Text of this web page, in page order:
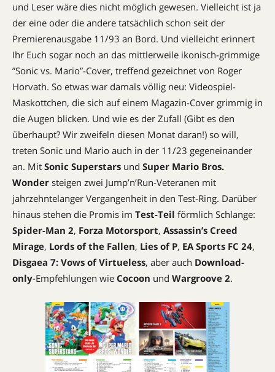
und Leser wäre dies nicht möglich gewesen. Vielleicht ist ja
der eine oder die andere tatsächlich schon seit der
Premierenausgabe 11/93 an Bord. Und vielleicht erinnert
Ihr Euch sogar noch an das mittlerweile ikonisch-grimmige
”Sonic vs. Mario”-Cover, treffend gezeichnet von Roger
Horvath. So etwas war damals völlig neu: Videospiel-
Maskottchen, die sich auf einem Magazin-Cover grimmig in
die Augen blicken. Und wie es der Zufall (Gibt es den
überhaupt? Wir zweifeln diesen Monat daran!) so will,
treten Sonic und Mario auch in der 11/23 gegeneinander
an. Mit Sonic Superstars und Super Mario Bros.
Wonder steigen zwei Jump’n’Run-Veteranen mit
jahrzehntelanger Vergangenheit in den Test-Ring. Darüber
hinaus stehen die Promis im Test-Teil förmlich Schlange:
Spider-Man 2, Forza Motorsport, Assassin’s Creed
Mirage, Lords of the Fallen, Lies of P, EA Sports FC 24,
Disgaea 7: Vows of Virtueless, aber auch Download-
only-Empfehlungen wie Cocoon und Wargroove 2.